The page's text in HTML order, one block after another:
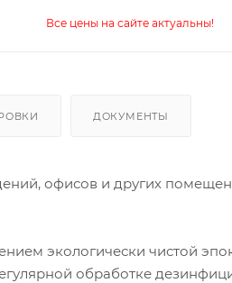
Все цены на сайте актуальны!
ДОКУМЕНТЫ
офисов и других
экологически чистой
обработке